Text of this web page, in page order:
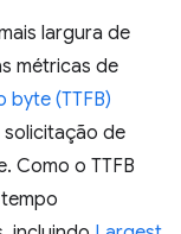
largura de
métricas de
byte (TTFB)
solicitação de
Como o TTFB